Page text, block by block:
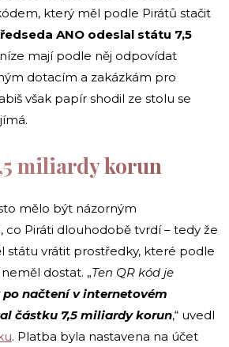
který měl podle Pirátů stačit
ANO odeslal státu 7,5
mají podle něj odpovídat
dotacím a zakázkám pro
však papír shodil ze stolu se
miliardy korun
mělo být názorným
co Piráti dlouhodobě tvrdí – tedy že
státu vrátit prostředky, které podle
dostat. „Ten QR kód je
po načtení v internetovém
částku 7,5 miliardy korun,“ uvedl
. Platba byla nastavena na účet